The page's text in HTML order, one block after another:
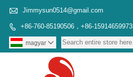
 Jimmysun0514@gmail.com
 +86-760-85190506，+86-15914659973
magyar 